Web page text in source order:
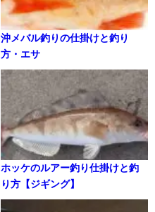
沖メバル釣りの仕掛けと釣り
方・エサ
ホッケのルアー釣り仕掛けと釣
り方【ジギング】